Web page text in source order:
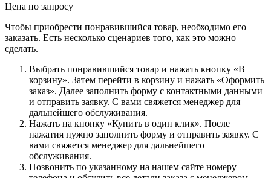
Цена по запросу
Чтобы приобрести понравившийся товар, необходимо его
заказать. Есть несколько сценариев того, как это можно
сделать.
Выбрать понравившийся товар и нажать кнопку «В
корзину». Затем перейти в корзину и нажать «Оформить
заказ». Далее заполнить форму с контактными данными
и отправить заявку. С вами свяжется менеджер для
дальнейшего обслуживания.
Нажать на кнопку «Купить в один клик». После
нажатия нужно заполнить форму и отправить заявку. С
вами свяжется менеджер для дальнейшего
обслуживания.
Позвонить по указанному на нашем сайте номеру